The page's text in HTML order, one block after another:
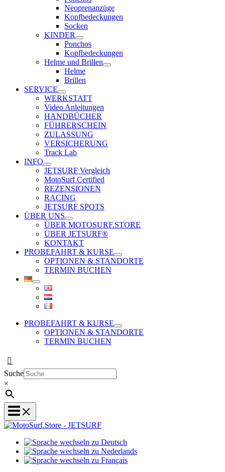
Neoprenanzüge
Kopfbedeckungen
Socken
KINDER
Ponchos
Kopfbedeckungen
Helme und Brillen
Helme
Brillen
SERVICE
WERKSTATT
Video Anleitungen
HANDBÜCHER
FÜHRERSCHEIN
ZULASSUNG
VERSICHERUNG
Track Lab
INFO
JETSURF Vergleich
MotoSurf Certified
REZENSIONEN
RACING
JETSURF SPOTS
ÜBER UNS
ÜBER MOTOSURF.STORE
ÜBER JETSURF®
KONTAKT
PROBEFAHRT & KURSE
OPTIONEN & STANDORTE
TERMIN BUCHEN
PROBEFAHRT & KURSE
OPTIONEN & STANDORTE
TERMIN BUCHEN
Suche
×
wechseln
zu
Sprache
Sprache